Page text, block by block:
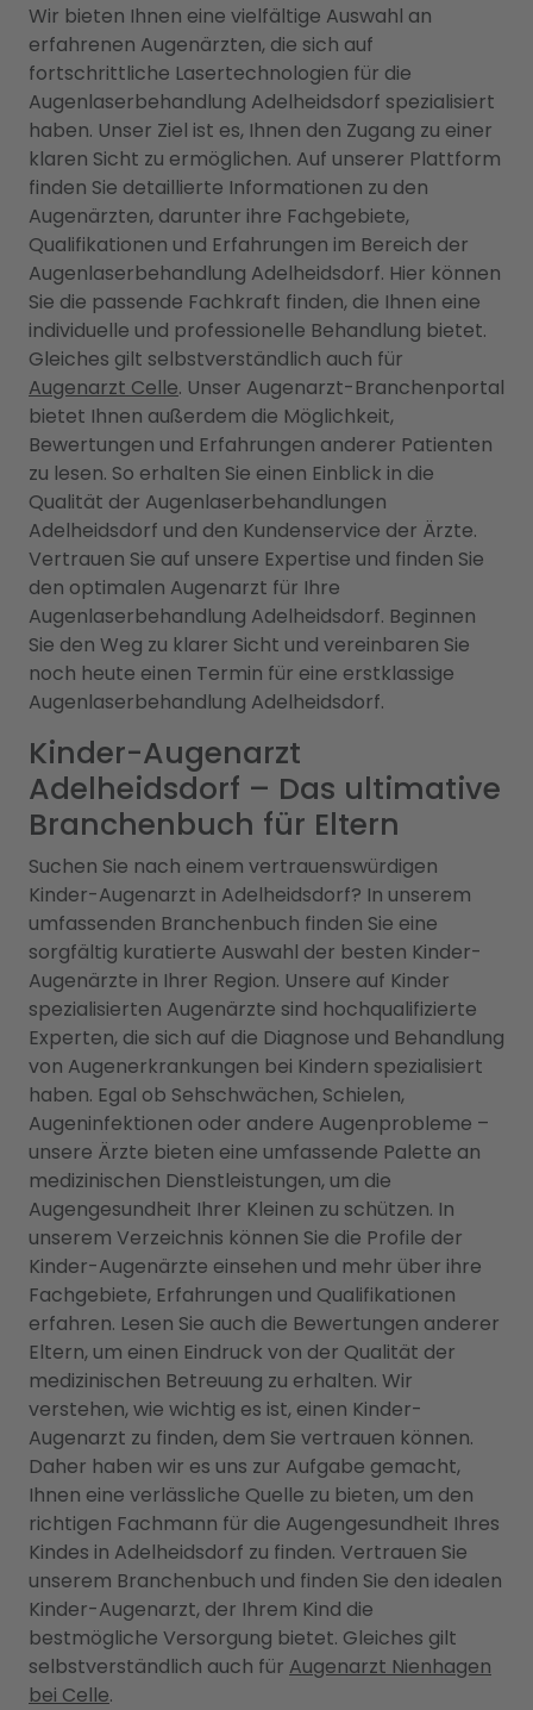
Wir bieten Ihnen eine vielfältige Auswahl an
erfahrenen Augenärzten, die sich auf
fortschrittliche Lasertechnologien für die
Augenlaserbehandlung Adelheidsdorf spezialisiert
haben. Unser Ziel ist es, Ihnen den Zugang zu einer
klaren Sicht zu ermöglichen. Auf unserer Plattform
finden Sie detaillierte Informationen zu den
Augenärzten, darunter ihre Fachgebiete,
Qualifikationen und Erfahrungen im Bereich der
Augenlaserbehandlung Adelheidsdorf. Hier können
Sie die passende Fachkraft finden, die Ihnen eine
individuelle und professionelle Behandlung bietet.
Gleiches gilt selbstverständlich auch für
Augenarzt Celle. Unser Augenarzt-Branchenportal
bietet Ihnen außerdem die Möglichkeit,
Bewertungen und Erfahrungen anderer Patienten
zu lesen. So erhalten Sie einen Einblick in die
Qualität der Augenlaserbehandlungen
Adelheidsdorf und den Kundenservice der Ärzte.
Vertrauen Sie auf unsere Expertise und finden Sie
den optimalen Augenarzt für Ihre
Augenlaserbehandlung Adelheidsdorf. Beginnen
Sie den Weg zu klarer Sicht und vereinbaren Sie
noch heute einen Termin für eine erstklassige
Augenlaserbehandlung Adelheidsdorf.
Kinder-Augenarzt
Adelheidsdorf – Das ultimative
Branchenbuch für Eltern
Suchen Sie nach einem vertrauenswürdigen
Kinder-Augenarzt in Adelheidsdorf? In unserem
umfassenden Branchenbuch finden Sie eine
sorgfältig kuratierte Auswahl der besten Kinder-
Augenärzte in Ihrer Region. Unsere auf Kinder
spezialisierten Augenärzte sind hochqualifizierte
Experten, die sich auf die Diagnose und Behandlung
von Augenerkrankungen bei Kindern spezialisiert
haben. Egal ob Sehschwächen, Schielen,
Augeninfektionen oder andere Augenprobleme –
unsere Ärzte bieten eine umfassende Palette an
medizinischen Dienstleistungen, um die
Augengesundheit Ihrer Kleinen zu schützen. In
unserem Verzeichnis können Sie die Profile der
Kinder-Augenärzte einsehen und mehr über ihre
Fachgebiete, Erfahrungen und Qualifikationen
erfahren. Lesen Sie auch die Bewertungen anderer
Eltern, um einen Eindruck von der Qualität der
medizinischen Betreuung zu erhalten. Wir
verstehen, wie wichtig es ist, einen Kinder-
Augenarzt zu finden, dem Sie vertrauen können.
Daher haben wir es uns zur Aufgabe gemacht,
Ihnen eine verlässliche Quelle zu bieten, um den
richtigen Fachmann für die Augengesundheit Ihres
Kindes in Adelheidsdorf zu finden. Vertrauen Sie
unserem Branchenbuch und finden Sie den idealen
Kinder-Augenarzt, der Ihrem Kind die
bestmögliche Versorgung bietet. Gleiches gilt
selbstverständlich auch für Augenarzt Nienhagen
bei Celle.